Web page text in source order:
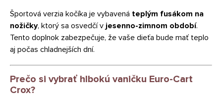
Športová verzia kočíka je vybavená teplým fusákom na
nožičky, ktorý sa osvedčí v jesenno-zimnom období.
Tento doplnok zabezpečuje, že vaše dieťa bude mať teplo
aj počas chladnejších dní.
Prečo si vybrať hlbokú vaničku Euro-Cart
Crox?